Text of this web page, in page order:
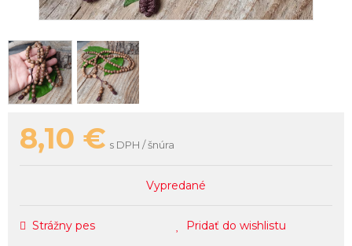
8,10 € s DPH / šnúra
Vypredané
Strážny pes Pridať do wishlistu